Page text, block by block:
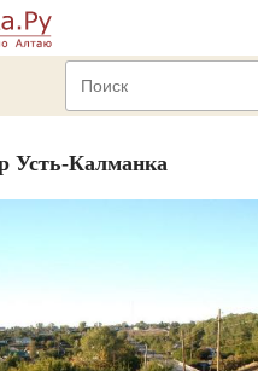
Усть-Калманка